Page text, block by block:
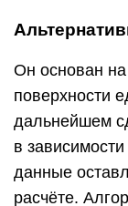
Он основан
поверхности
дальнейшем
в
данные
расчёте.